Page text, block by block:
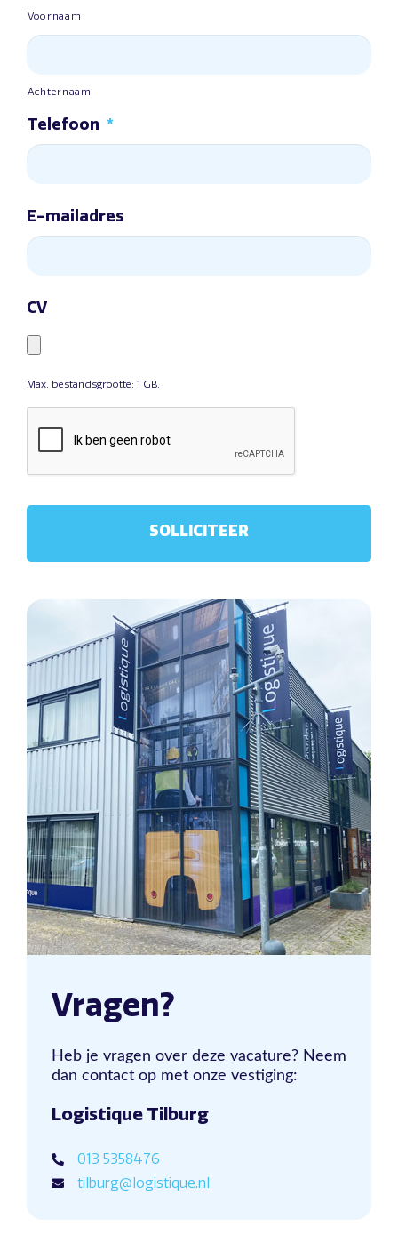
Voornaam
Achternaam
Telefoon *
E-mailadres
CV
Max. bestandsgrootte: 1 GB.
Vragen?
Heb je vragen over deze vacature? Neem
dan contact op met onze vestiging:
Logistique Tilburg
013 5358476
tilburg@logistique.nl